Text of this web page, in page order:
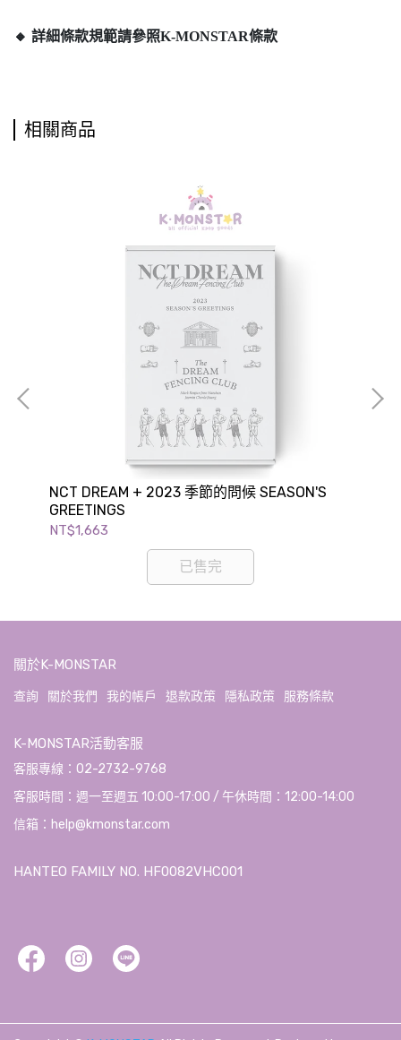
🔸 詳細條款規範請參照K-MONSTAR條款
相關商品
NCT DREAM + 2023 季節的問候 SEASON'S
GREETINGS
NT$1,663
已售完
關於K-MONSTAR
查詢 關於我們 我的帳戶 退款政策 隱私政策 服務條款
K-MONSTAR活動客服
客服專線：02-2732-9768
客服時間：週一至週五 10:00-17:00 / 午休時間：12:00-14:00
信箱：help@kmonstar.com
HANTEO FAMILY NO. HF0082VHC001